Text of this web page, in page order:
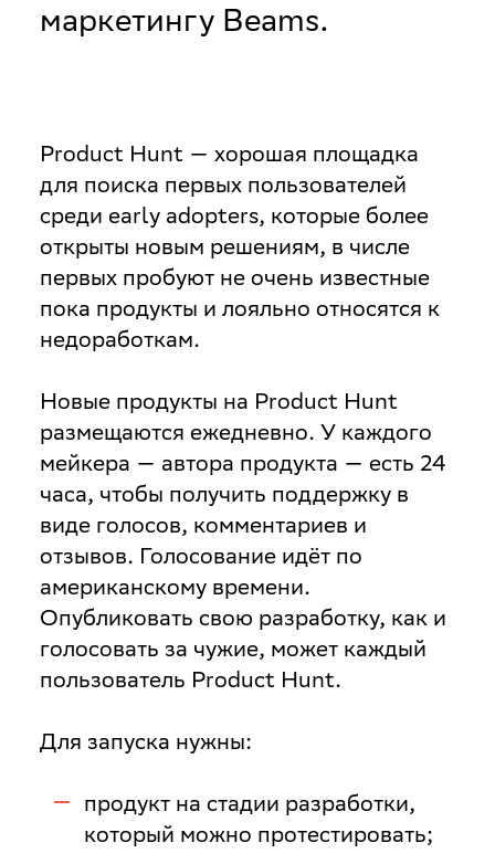
маркетингу Beams.
Product Hunt — хорошая площадка
для поиска первых пользователей
среди early adopters, которые более
открыты новым решениям, в числе
первых пробуют не очень известные
пока продукты и лояльно относятся к
недоработкам.
Новые продукты на Product Hunt
размещаются ежедневно. У каждого
мейкера — автора продукта — есть 24
часа, чтобы получить поддержку в
виде голосов, комментариев и
отзывов. Голосование идёт по
американскому времени.
Опубликовать свою разработку, как и
голосовать за чужие, может каждый
пользователь Product Hunt.
Для запуска нужны:
продукт на стадии разработки,
который можно протестировать;